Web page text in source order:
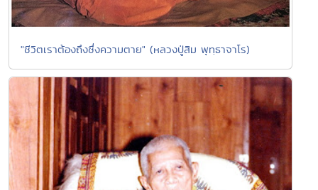
"ชีวิตเราต้องถึงซึ่งความตาย" (หลวงปู่สิม พุทฺธาจาโร)